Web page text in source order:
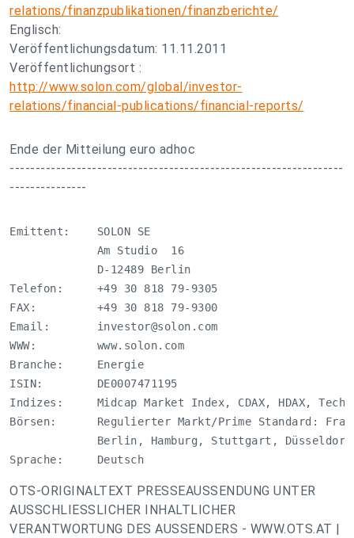
relations/finanzpublikationen/finanzberichte/
Englisch:
Veröffentlichungsdatum: 11.11.2011
Veröffentlichungsort :
http://www.solon.com/global/investor-
relations/financial-publications/financial-reports/
Ende der Mitteilung euro adhoc
-----------------------------------------------------------------
---------------
Emittent:    SOLON SE
             Am Studio  16
             D-12489 Berlin
Telefon:     +49 30 818 79-9305
FAX:         +49 30 818 79-9300
Email: investor@solon.com
WWW:         www.solon.com
Branche:     Energie
ISIN:        DE0007471195
Indizes:     Midcap Market Index, CDAX, HDAX,
Börsen:      Regulierter Markt/Prime Standard:
Berlin, Hamburg, Stuttgart,
Sprache:     Deutsch
OTS-ORIGINALTEXT PRESSEAUSSENDUNG UNTER
AUSSCHLIESSLICHER INHALTLICHER
VERANTWORTUNG DES AUSSENDERS - WWW.OTS.AT |